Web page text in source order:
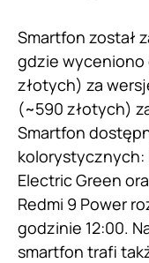
Smartfon został
gdzie wyceniono
złotych) za
(~590 złotych)
Smartfon
kolorystycznych:
Electric Green
Redmi 9 Power
godzinie 12:00.
smartfon trafi